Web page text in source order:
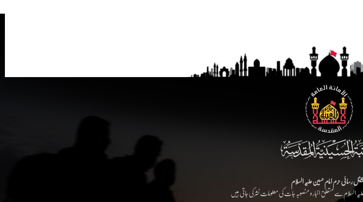
رسائی حرم امام حسین علیہ السلام
السلام سے متعلق اخبار و منصوبہ جات کی معلومات نشر کی جاتی ہیں